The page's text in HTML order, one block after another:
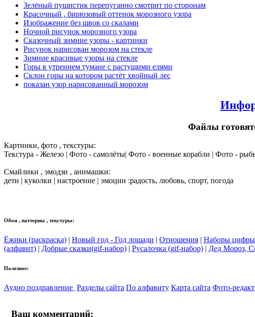
Зелёный пушистик перепуганно смотрит по сторонам
Красочный , бирюзовый оттенок морозного узора
Изображение без швов со скалами
Ночной рисунок морозного узора
Сказочный зимние узоры - картинки
Рисунок нарисован морозом на стекле
Зимние красивые узоры на стекле
Горы в утреннем тумане с растущими елями
Склон горы на котором растёт хвойный лес
показан узор нарисованный морозом
Файлы
Картинки, фото , текстуры:
Текстура - Железо | Фото - самолёты| Фото - военные корабли | Фото -
Смайлики , эмодзи , анимашки:
дети | куколки | настроение | эмоции :радость, любовь, спорт, погода
Обои , паттерны , текстуры:
Ёжики (раскраска) | Новый год - Год лошади | Отношения | Наборы цифры
(алфавит) | Добрые сказки(gif-набор) | Русалочка (gif-набор) | Дед Мороз,
Полезное:
Аудио поздравление Разделы сайта По алфавиту Карта сайта Фото-
Ваш комментарий: